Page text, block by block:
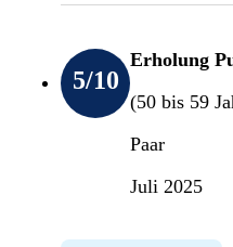
5/10
Erholung
(50 bis 59
Paar
Juli 2025